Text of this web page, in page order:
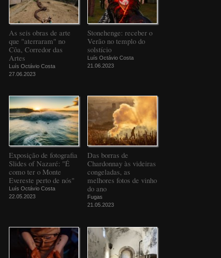
As seis obras de arte
que "aterraram" no
Côa, Corredor das
Artes
Luís Octávio Costa
27.06.2023
Stonehenge: receber o
Verão no templo do
solstício
Luís Octávio Costa
21.06.2023
Exposição de fotografia
Slides of Nazaré: "É
como ter o Monte
Evereste perto de nós"
Luís Octávio Costa
22.05.2023
Das borras de
Chardonnay às videiras
congeladas, as
melhores fotos de vinho
do ano
Fugas
21.05.2023